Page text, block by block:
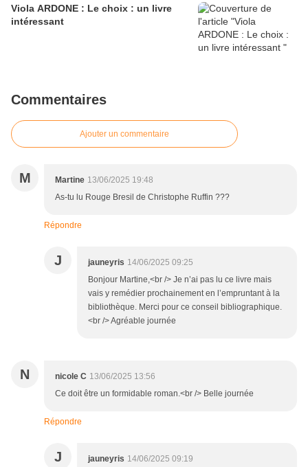
Viola ARDONE : Le choix : un livre
intéressant
Commentaires
Ajouter un commentaire
M Martine 13/06/2025 19:48
As-tu lu Rouge Bresil de Christophe Ruffin ???
Répondre
J jauneyris 14/06/2025 09:25
Bonjour Martine,<br /> Je n’ai pas lu ce livre mais
vais y remédier prochainement en l’empruntant à la
bibliothèque. Merci pour ce conseil bibliographique.
<br /> Agréable journée
N nicole C 13/06/2025 13:56
Ce doit être un formidable roman.<br /> Belle journée
Répondre
J jauneyris 14/06/2025 09:19